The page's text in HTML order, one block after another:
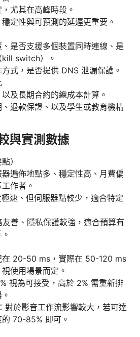
尤其在高峰時段。
定性與可預測的延遲更重要。
是否支援多個裝置同時連線、是
switch）。
式，是否提供 DNS 泄漏保護。
及長期合約的總成本計算。
退款保證、以及學生或教育機構
與實測數據
）
遍佈地點多、穩定性高、月費偏
作者。
速、但伺服器點較少，適合特定
善、隱私保護較強，適合預算有
在 20-50 ms，實際在 50-120 ms
使用場景而定。
視為可接受，高於 2% 需重新排
對於影音工作流影響較大，若可達
70-85% 即可。